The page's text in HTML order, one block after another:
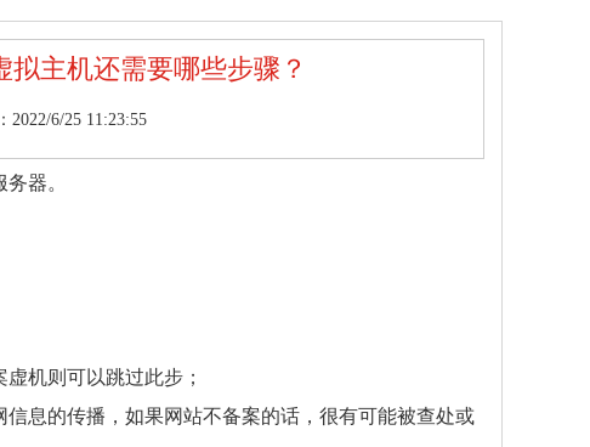
主机还需要哪些步骤？
2022/6/25 11:23:55
器。
机则可以跳过此步；
息的传播，如果网站不备案的话，很有可能被查处或